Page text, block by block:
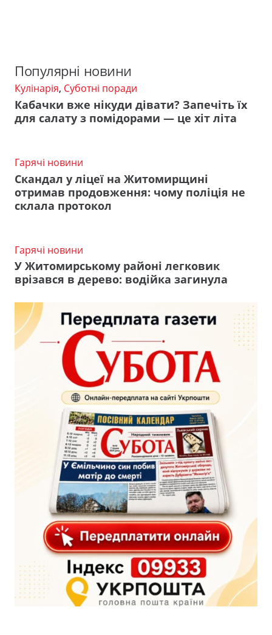
Популярні новини
Кулінарія, Суботні поради
Кабачки вже нікуди дівати? Запечіть їх
для салату з помідорами — це хіт літа
Гарячі новини
Скандал у ліцеї на Житомирщині
отримав продовження: чому поліція не
склала протокол
Гарячі новини
У Житомирському районі легковик
врізався в дерево: водійка загинула